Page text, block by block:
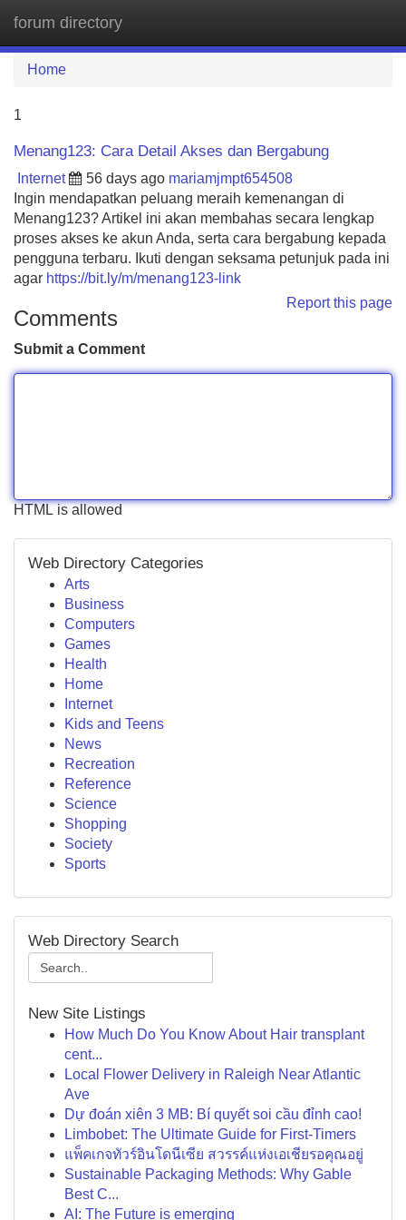
forum directory
Home
1
Menang123: Cara Detail Akses dan Bergabung
Internet 56 days ago mariamjmpt654508
Ingin mendapatkan peluang meraih kemenangan di
Menang123? Artikel ini akan membahas secara lengkap
proses akses ke akun Anda, serta cara bergabung kepada
pengguna terbaru. Ikuti dengan seksama petunjuk pada ini
agar https://bit.ly/m/menang123-link
Report this page
Comments
Submit a Comment
HTML is allowed
Web Directory Categories
Arts
Business
Computers
Games
Health
Home
Internet
Kids and Teens
News
Recreation
Reference
Science
Shopping
Society
Sports
Web Directory Search
New Site Listings
How Much Do You Know About Hair transplant
cent...
Local Flower Delivery in Raleigh Near Atlantic
Ave
Dự đoán xiên 3 MB: Bí quyết soi cầu đỉnh cao!
Limbobet: The Ultimate Guide for First-Timers
แพ็คเกจทัวร์อินโดนีเซีย สวรรค์แห่งเอเชียรอคุณอยู่
Sustainable Packaging Methods: Why Gable
Best C...
AI: The Future is emerging